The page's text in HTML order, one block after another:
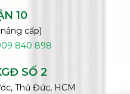
10
cấp)
840 898
SỐ 2
Thủ Đức, HCM